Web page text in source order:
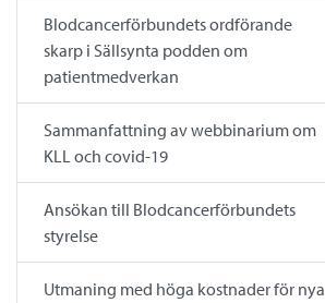
Blodcancerförbundets ordförande
skarp i Sällsynta podden om
patientmedverkan
Sammanfattning av webbinarium om
KLL och covid-19
Ansökan till Blodcancerförbundets
styrelse
Utmaning med höga kostnader för nya